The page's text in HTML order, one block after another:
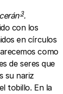
3.
con los
en círculos
como
de seres que
su nariz
tobillo. En la